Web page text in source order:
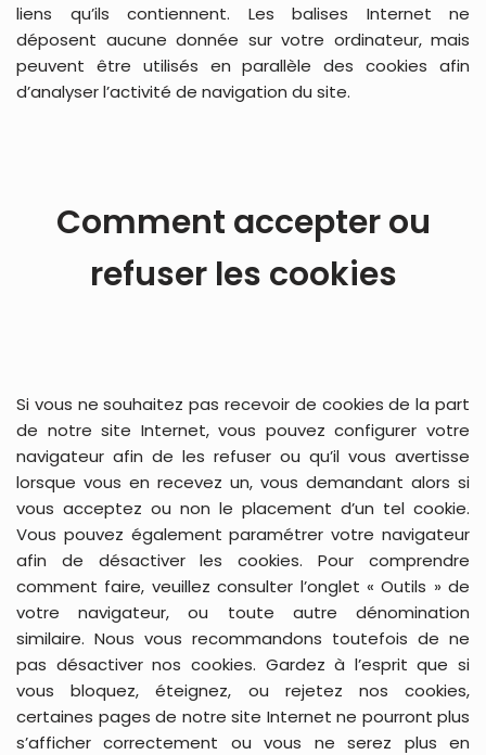
liens qu’ils contiennent. Les balises Internet ne
déposent aucune donnée sur votre ordinateur, mais
peuvent être utilisés en parallèle des cookies afin
d’analyser l’activité de navigation du site.
Comment accepter ou
refuser les cookies
Si vous ne souhaitez pas recevoir de cookies de la part
de notre site Internet, vous pouvez configurer votre
navigateur afin de les refuser ou qu’il vous avertisse
lorsque vous en recevez un, vous demandant alors si
vous acceptez ou non le placement d’un tel cookie.
Vous pouvez également paramétrer votre navigateur
afin de désactiver les cookies. Pour comprendre
comment faire, veuillez consulter l’onglet « Outils » de
votre navigateur, ou toute autre dénomination
similaire. Nous vous recommandons toutefois de ne
pas désactiver nos cookies. Gardez à l’esprit que si
vous bloquez, éteignez, ou rejetez nos cookies,
certaines pages de notre site Internet ne pourront plus
s’afficher correctement ou vous ne serez plus en